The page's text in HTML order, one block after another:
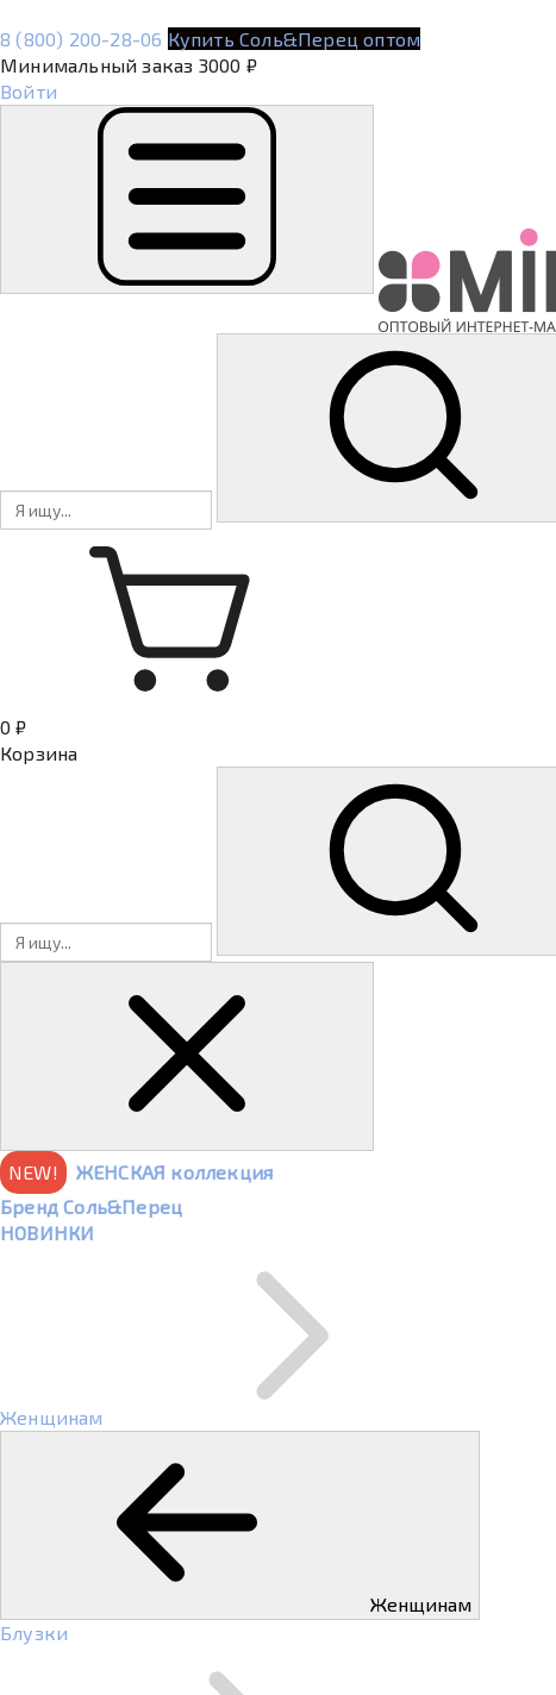
8 (800) 200-28-06 Купить Соль&Перец оптом
Минимальный заказ 3000 ₽
Войти
0 ₽
Корзина
NEW!
ЖЕНСКАЯ коллекция
Бренд Соль&Перец
НОВИНКИ
Женщинам
Женщинам
Блузки